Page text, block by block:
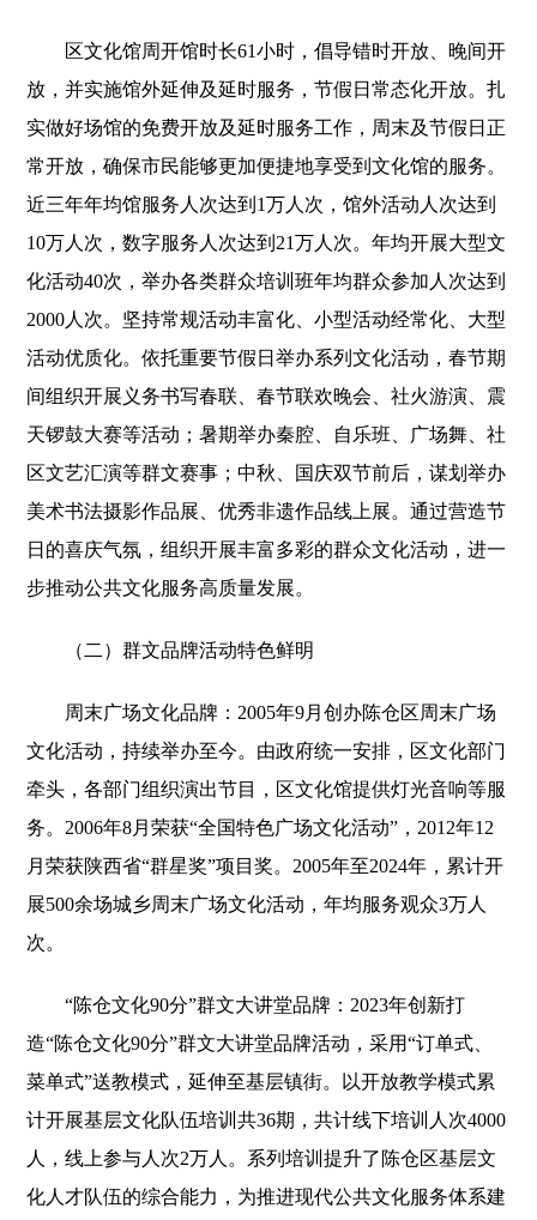
区文化馆周开馆时长61小时，倡导错时开放、晚间开
放，并实施馆外延伸及延时服务，节假日常态化开放。扎
实做好场馆的免费开放及延时服务工作，周末及节假日正
常开放，确保市民能够更加便捷地享受到文化馆的服务。
近三年年均馆服务人次达到1万人次，馆外活动人次达到
10万人次，数字服务人次达到21万人次。年均开展大型文
化活动40次，举办各类群众培训班年均群众参加人次达到
2000人次。坚持常规活动丰富化、小型活动经常化、大型
活动优质化。依托重要节假日举办系列文化活动，春节期
间组织开展义务书写春联、春节联欢晚会、社火游演、震
天锣鼓大赛等活动；暑期举办秦腔、自乐班、广场舞、社
区文艺汇演等群文赛事；中秋、国庆双节前后，谋划举办
美术书法摄影作品展、优秀非遗作品线上展。通过营造节
日的喜庆气氛，组织开展丰富多彩的群众文化活动，进一
步推动公共文化服务高质量发展。
（二）群文品牌活动特色鲜明
周末广场文化品牌：2005年9月创办陈仓区周末广场
文化活动，持续举办至今。由政府统一安排，区文化部门
牵头，各部门组织演出节目，区文化馆提供灯光音响等服
务。2006年8月荣获“全国特色广场文化活动”，2012年12
月荣获陕西省“群星奖”项目奖。2005年至2024年，累计开
展500余场城乡周末广场文化活动，年均服务观众3万人
次。
“陈仓文化90分”群文大讲堂品牌：2023年创新打
造“陈仓文化90分”群文大讲堂品牌活动，采用“订单式、
菜单式”送教模式，延伸至基层镇街。以开放教学模式累
计开展基层文化队伍培训共36期，共计线下培训人次4000
人，线上参与人次2万人。系列培训提升了陈仓区基层文
化人才队伍的综合能力，为推进现代公共文化服务体系建